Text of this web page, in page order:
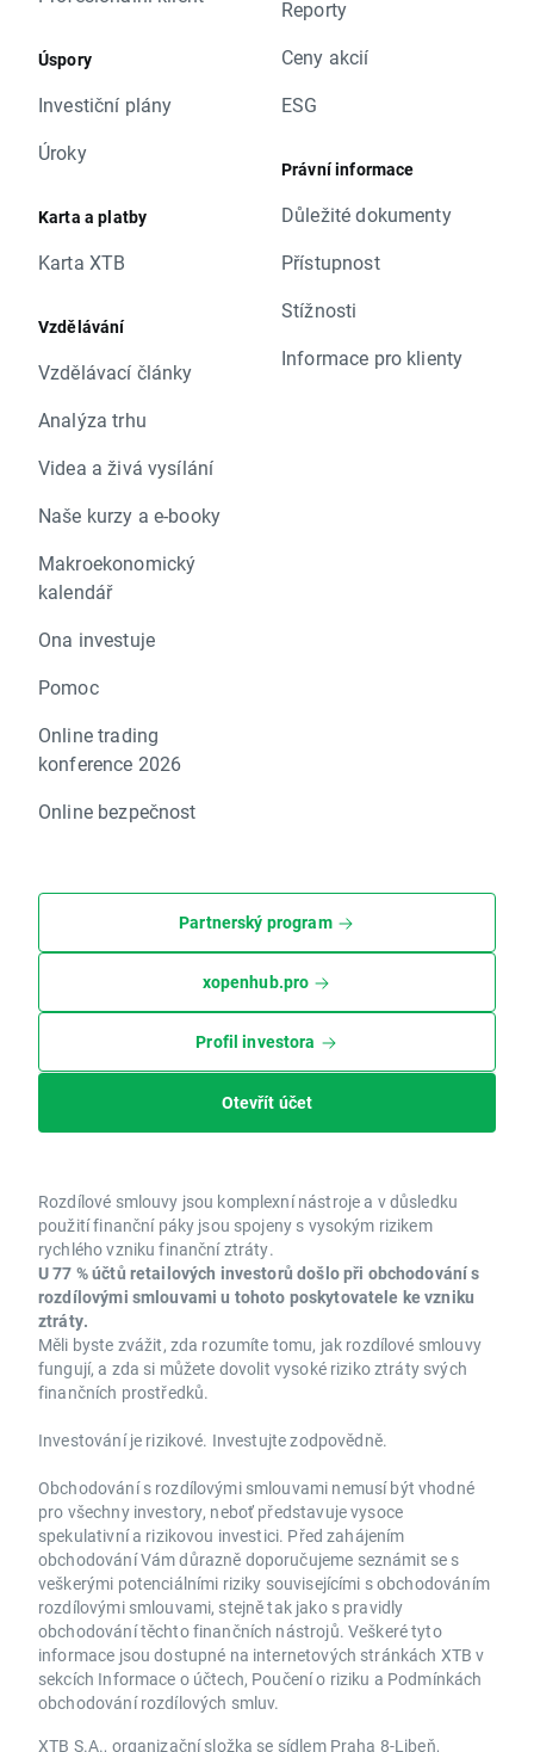
Úspory
Investiční plány
Úroky
Karta a platby
Karta XTB
Vzdělávání
Vzdělávací články
Analýza trhu
Videa a živá vysílání
Naše kurzy a e-booky
Makroekonomický
kalendář
Ona investuje
Pomoc
Online trading
konference 2026
Online bezpečnost
Reporty
Ceny akcií
ESG
Právní informace
Důležité dokumenty
Přístupnost
Stížnosti
Informace pro klienty
Partnerský program
xopenhub.pro
Profil investora
Otevřít účet
Rozdílové smlouvy jsou komplexní nástroje a v důsledku
použití finanční páky jsou spojeny s vysokým rizikem
rychlého vzniku finanční ztráty.
U 77 % účtů retailových investorů došlo při obchodování s
rozdílovými smlouvami u tohoto poskytovatele ke vzniku
ztráty.
Měli byste zvážit, zda rozumíte tomu, jak rozdílové smlouvy
fungují, a zda si můžete dovolit vysoké riziko ztráty svých
finančních prostředků.
Investování je rizikové. Investujte zodpovědně.
Obchodování s rozdílovými smlouvami nemusí být vhodné
pro všechny investory, neboť představuje vysoce
spekulativní a rizikovou investici. Před zahájením
obchodování Vám důrazně doporučujeme seznámit se s
veškerými potenciálními riziky souvisejícími s obchodováním
rozdílovými smlouvami, stejně tak jako s pravidly
obchodování těchto finančních nástrojů. Veškeré tyto
informace jsou dostupné na internetových stránkách XTB v
sekcích Informace o účtech, Poučení o riziku a Podmínkách
obchodování rozdílových smluv.
XTB S.A., organizační složka se sídlem Praha 8-Libeň,